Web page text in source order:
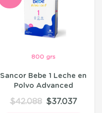
800 grs
Sancor Bebe 1 Leche en
Polvo Advanced
$42.088 $37.037